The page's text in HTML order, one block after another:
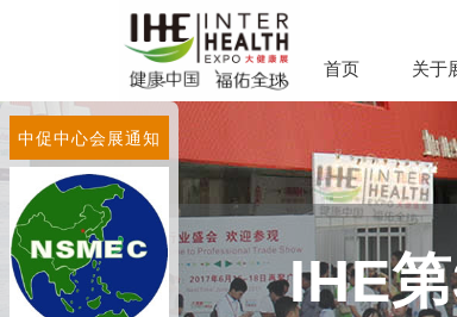
首页 关于
IHE
中促中心会展通知